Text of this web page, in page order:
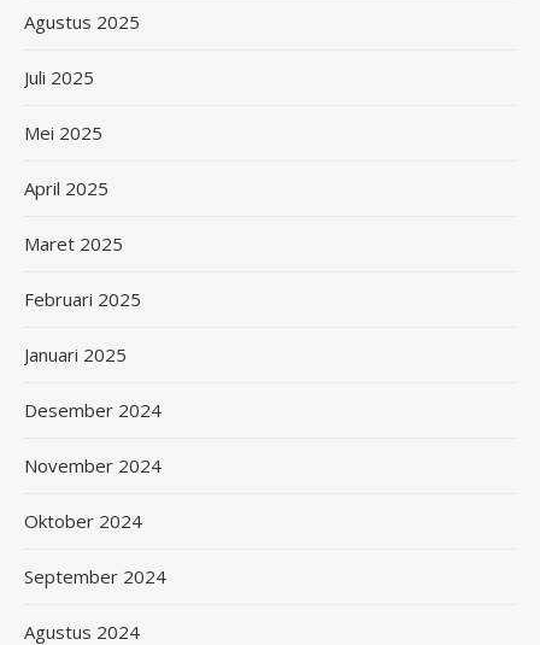
Agustus 2025
Juli 2025
Mei 2025
April 2025
Maret 2025
Februari 2025
Januari 2025
Desember 2024
November 2024
Oktober 2024
September 2024
Agustus 2024